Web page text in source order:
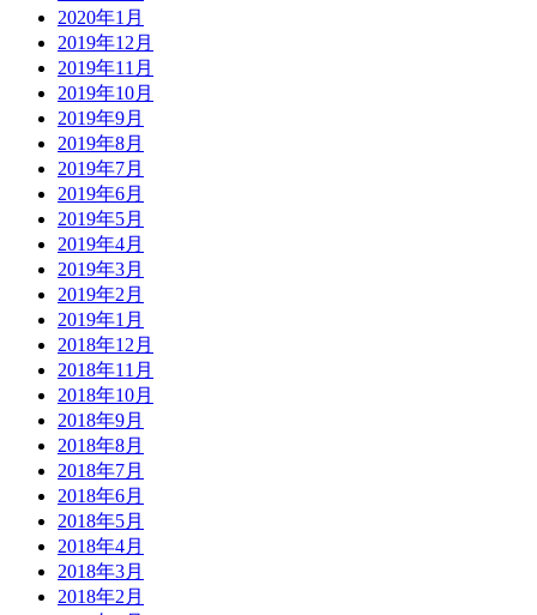
2020年1月
2019年12月
2019年11月
2019年10月
2019年9月
2019年8月
2019年7月
2019年6月
2019年5月
2019年4月
2019年3月
2019年2月
2019年1月
2018年12月
2018年11月
2018年10月
2018年9月
2018年8月
2018年7月
2018年6月
2018年5月
2018年4月
2018年3月
2018年2月